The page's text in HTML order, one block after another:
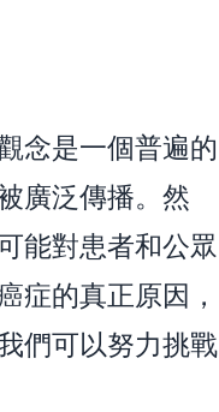
念是一個普遍的
廣泛傳播。然
能對患者和公眾
症的真正原因，
們可以努力挑戰